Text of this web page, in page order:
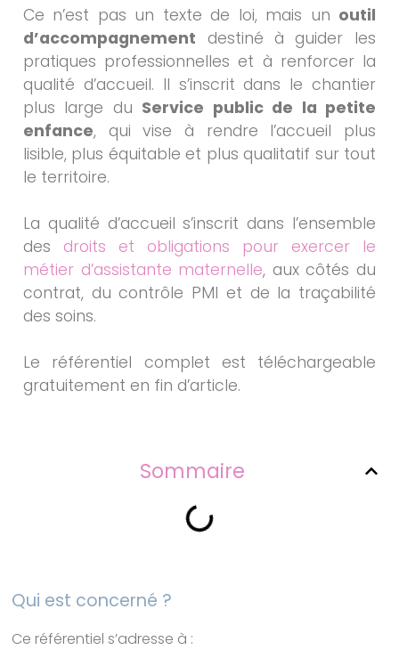
Ce n’est pas un texte de loi, mais un outil
d’accompagnement destiné à guider les
pratiques professionnelles et à renforcer la
qualité d’accueil. Il s’inscrit dans le chantier
plus large du Service public de la petite
enfance, qui vise à rendre l’accueil plus
lisible, plus équitable et plus qualitatif sur tout
le territoire.
La qualité d’accueil s’inscrit dans l’ensemble
des droits et obligations pour exercer le
métier d’assistante maternelle, aux côtés du
contrat, du contrôle PMI et de la traçabilité
des soins.
Le référentiel complet est téléchargeable
gratuitement en fin d’article.
Sommaire
Qui est concerné ?
Ce référentiel s’adresse à :